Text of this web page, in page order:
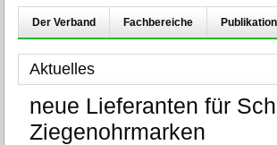
Der Verband Fachbereiche
Aktuelles
neue Lieferanten für
Ziegenohrmarken